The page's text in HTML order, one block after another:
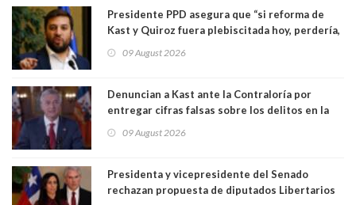
Presidente PPD asegura que “si reforma de
Kast y Quiroz fuera plebiscitada hoy, perdería,
a favor de la oposición, sería una victoria de la
09 August 2026
Denuncian a Kast ante la Contraloría por
entregar cifras falsas sobre los delitos en la
09 August 2026
Presidenta y vicepresidente del Senado
rechazan propuesta de diputados Libertarios